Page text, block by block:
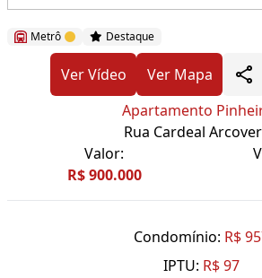
Metrô Destaque
Ver Vídeo
Ver Mapa
Apartamento
Rua Cardeal
Valor:
R$ 900.000
Condomínio: R$
IPTU: R$ 97